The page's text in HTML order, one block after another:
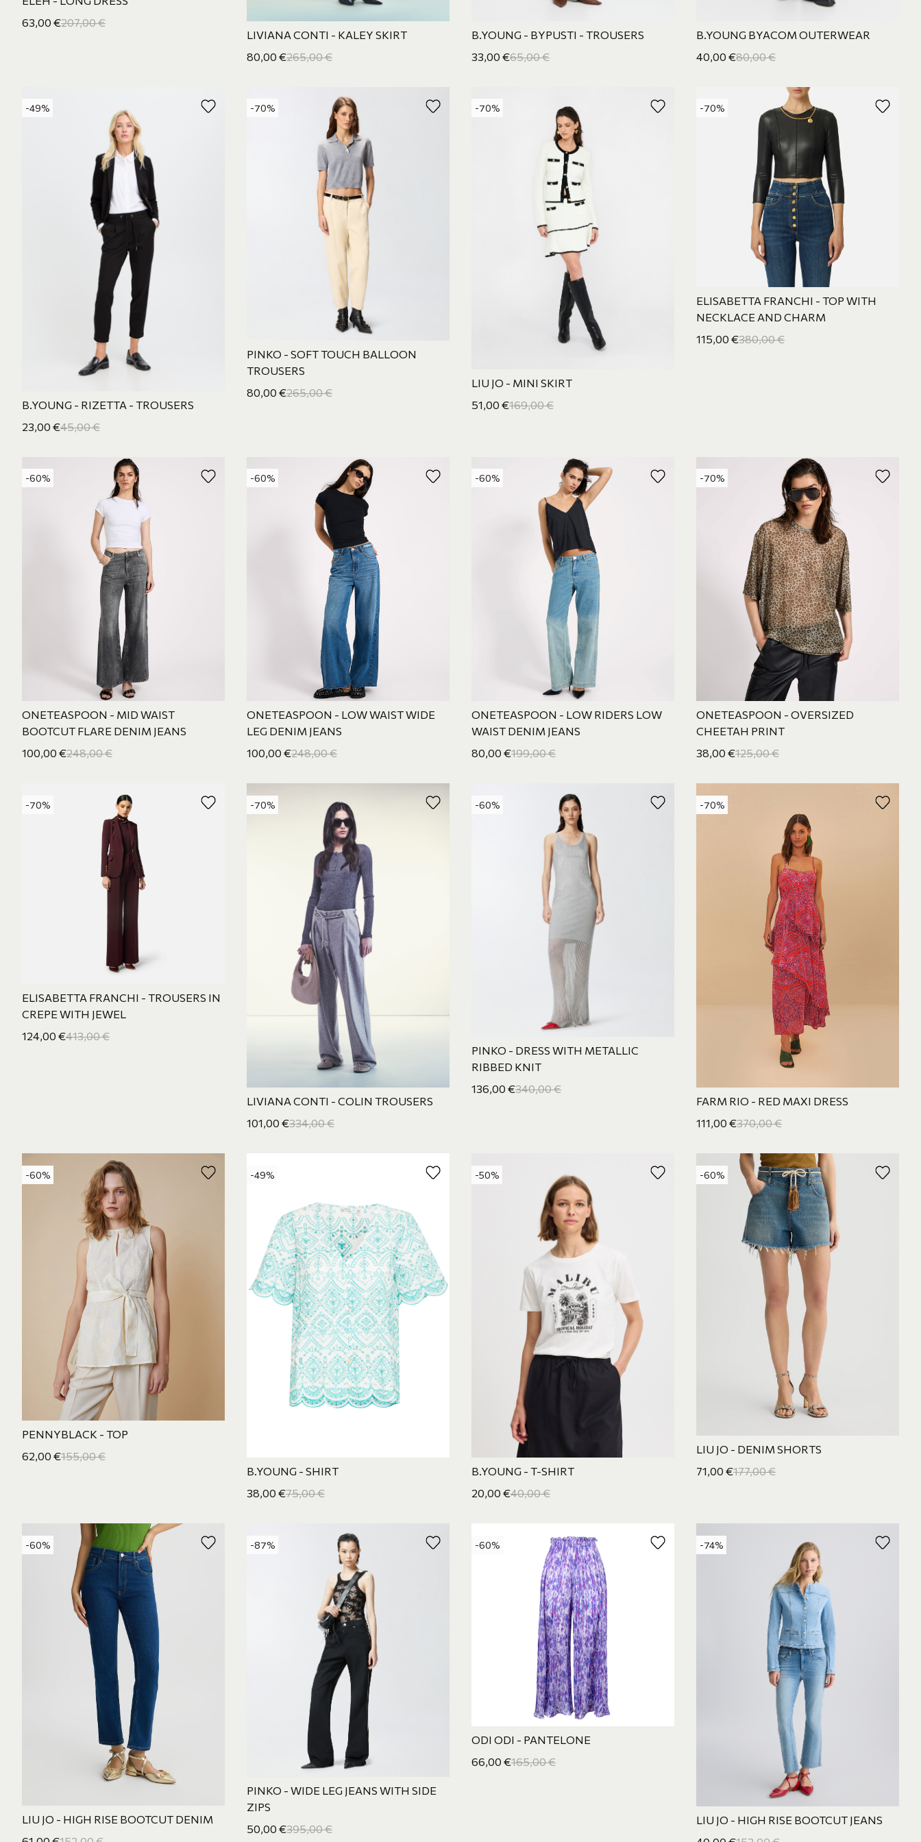
63,00 €207,00€
LIVIANA CONTI - KALEY SKIRT
80,00 €265,00€
B.YOUNG - BYPUSTI - TROUSERS
33,00 €65,00€
B.YOUNG BYACOM OUTERWEAR
40,00 €80,00€
-49%
B.YOUNG - RIZETTA - TROUSERS
23,00 €45,00€
-70%
PINKO - SOFT TOUCH BALLOON
TROUSERS
80,00 €265,00€
-70%
LIU JO - MINI SKIRT
51,00 €169,00€
-70%
ELISABETTA FRANCHI - TOP WITH
NECKLACE AND CHARM
115,00 €380,00€
-60%
ONETEASPOON - MID WAIST
BOOTCUT FLARE DENIM JEANS
100,00 €248,00€
-60%
ONETEASPOON - LOW WAIST WIDE
LEG DENIM JEANS
100,00 €248,00€
-60%
ONETEASPOON - LOW RIDERS LOW
WAIST DENIM JEANS
80,00 €199,00€
-70%
ONETEASPOON - OVERSIZED
CHEETAH PRINT
38,00 €125,00€
-70%
ELISABETTA FRANCHI - TROUSERS IN
CREPE WITH JEWEL
124,00 €413,00€
-70%
LIVIANA CONTI - COLIN TROUSERS
101,00 €334,00€
-60%
PINKO - DRESS WITH METALLIC
RIBBED KNIT
136,00 €340,00€
-70%
FARM RIO - RED MAXI DRESS
111,00 €370,00€
-60%
PENNYBLACK - TOP
62,00 €155,00€
-49%
B.YOUNG - SHIRT
38,00 €75,00€
-50%
B.YOUNG - T-SHIRT
20,00 €40,00€
-60%
LIU JO - DENIM SHORTS
71,00 €177,00€
-60%
LIU JO - HIGH RISE BOOTCUT DENIM
-87%
PINKO - WIDE LEG JEANS WITH SIDE
ZIPS
50,00 €395,00€
-60%
ODI ODI - PANTELONE
66,00 €165,00€
-74%
LIU JO - HIGH RISE BOOTCUT JEANS